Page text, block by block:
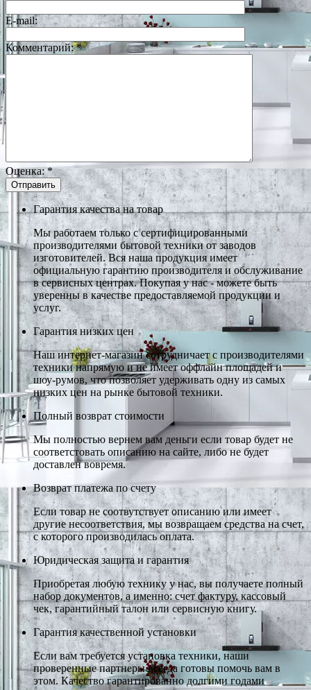
E-mail:
Комментарий:*
Оценка:*
Гарантия качества на товар
Мы работаем только с сертифицированными
производителями бытовой техники от заводов
изготовителей. Вся наша продукция имеет
официальную гарантию производителя и обслуживание
в сервисных центрах. Покупая у нас - можете быть
уверенны в качестве предоставляемой продукции и
услуг.
Гарантия низких цен
Наш интернет-магазин сотрудничает с производителями
техники напрямую и не имеет оффлайн площадей и
шоу-румов, что позволяет удерживать одну из самых
низких цен на рынке бытовой техники.
Полный возврат стоимости
Мы полностью вернем вам деньги если товар будет не
соответстовать описанию на сайте, либо не будет
доставлен вовремя.
Возврат платежа по счету
Если товар не соотвутствует описанию или имеет
другие несоответствия, мы возвращаем средства на счет,
с которого производилась оплата.
Юридическая защита и гарантия
Приобретая любую технику у нас, вы получаете полный
набор документов, а именно: счет фактуру, кассовый
чек, гарантийный талон или сервисную книгу.
Гарантия качественной установки
Если вам требуется установка техники, наши
проверенные партнеры всегда готовы помочь вам в
этом. Качество гарантированно долгими годами